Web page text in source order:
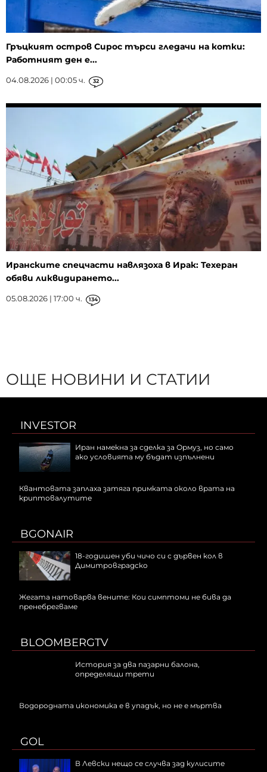
Гръцкият остров Сирос търси гледачи на котки:
Работният ден е...
04.08.2026 | 00:05 ч. 32
Иранските спецчасти навлязоха в Ирак: Техеран
обяви ликвидирането...
05.08.2026 | 17:00 ч. 134
ОЩЕ НОВИНИ И СТАТИИ
INVESTOR
Иран намекна за сделка за Ормуз, но само
ако условията му бъдат изпълнени
Квантовата заплаха затяга примката около врата на
криптовалутите
BGONAIR
18-годишен уби чичо си с дървен кол в
Димитровградско
Жегата натоварва вените: Кои симптоми не бива да
пренебрегваме
BLOOMBERGTV
История за два пазарни балона,
определящи трети
Водородната икономика е в упадък, но не е мъртва
GOL
В Левски нещо се случва зад кулисите